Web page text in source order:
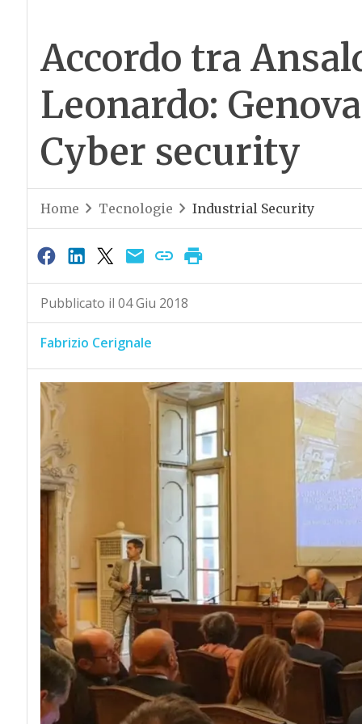
Accordo tra
Leonardo:
Cyber security
Home Tecnologie Industrial Security
Pubblicato il 04 Giu 2018
Fabrizio Cerignale